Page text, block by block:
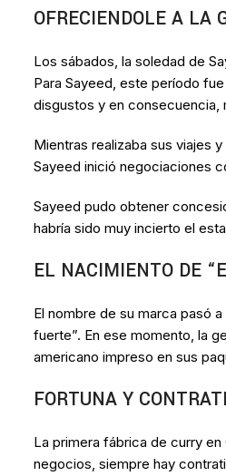
OFRECIENDOLE A LA
Los sábados, la soledad de
Para Sayeed, este período
disgustos y en consecuencia,
Mientras realizaba sus viajes
Sayeed inició negociaciones
Sayeed pudo obtener
habría sido muy incierto el
EL NACIMIENTO DE
El nombre de su marca pasó
fuerte”. En ese momento, la
americano impreso en sus
FORTUNA Y
La primera fábrica de curry
negocios, siempre hay